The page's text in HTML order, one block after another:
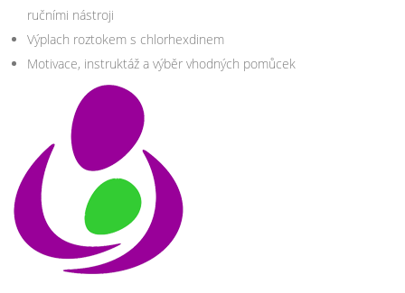
ručními nástroji
Výplach roztokem s chlorhexdinem
Motivace, instruktáž a výběr vhodných pomůcek